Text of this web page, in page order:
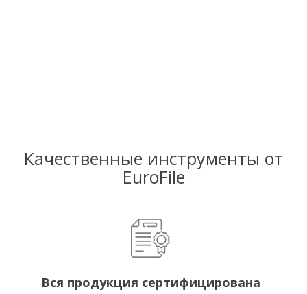
Качественные инструменты от
EuroFile
Вся продукция сертифицирована